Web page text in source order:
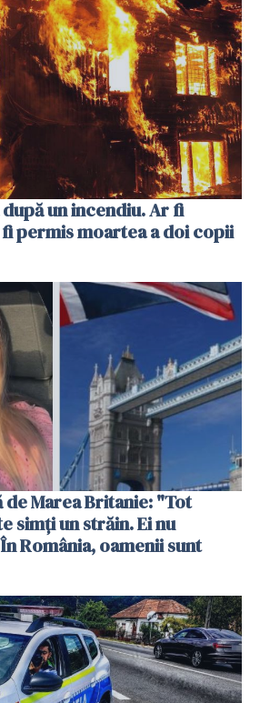
un incendiu. Ar fi
permis moartea a doi copii
de Marea Britanie: "Tot
simți un străin. Ei nu
România, oamenii sunt